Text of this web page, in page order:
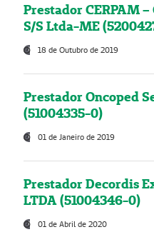
Prestador CERPAM
S/S Ltda-ME
18 de Outubro de 2019
Prestador Oncoped
(51004335-0)
01 de Janeiro de 2019
Prestador Decordis
LTDA (51004346-0)
01 de Abril de 2020